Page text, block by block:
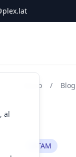
Inicio / Blog
LATAM
al